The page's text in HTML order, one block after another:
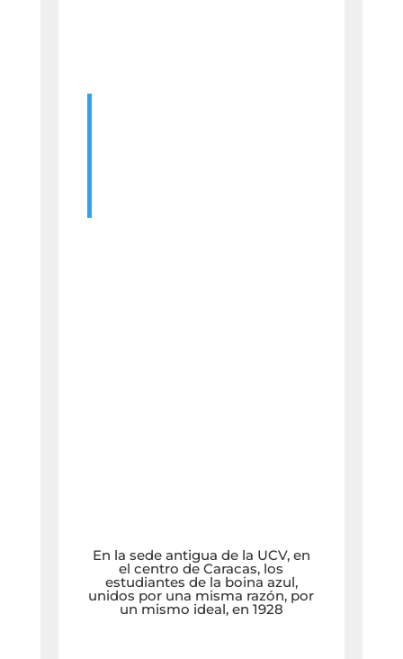
En la sede antigua de la UCV, en
el centro de Caracas, los
estudiantes de la boina azul,
unidos por una misma razón, por
un mismo ideal, en 1928